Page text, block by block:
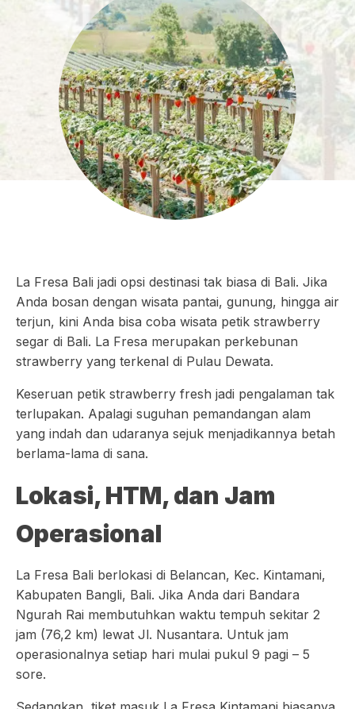
La Fresa Bali jadi opsi destinasi tak biasa di Bali. Jika
Anda bosan dengan wisata pantai, gunung, hingga air
terjun, kini Anda bisa coba wisata petik strawberry
segar di Bali. La Fresa merupakan perkebunan
strawberry yang terkenal di Pulau Dewata.
Keseruan petik strawberry fresh jadi pengalaman tak
terlupakan. Apalagi suguhan pemandangan alam
yang indah dan udaranya sejuk menjadikannya betah
berlama-lama di sana.
Lokasi, HTM, dan Jam
Operasional
La Fresa Bali berlokasi di Belancan, Kec. Kintamani,
Kabupaten Bangli, Bali. Jika Anda dari Bandara
Ngurah Rai membutuhkan waktu tempuh sekitar 2
jam (76,2 km) lewat Jl. Nusantara. Untuk jam
operasionalnya setiap hari mulai pukul 9 pagi – 5
sore.